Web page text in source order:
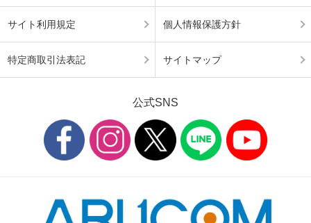
サイト利用規定 個人情報保護方針
特定商取引法表記 サイトマップ
公式SNS